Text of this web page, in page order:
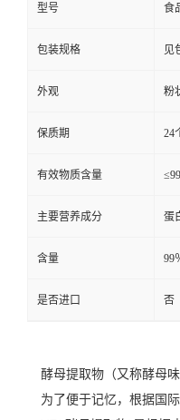
型号 食
包装规格 见
外观 粉
保质期 24
有效物质含量
主要营养成分 蛋
含量 99
是否进口 否
酵母提取物（又称酵母
为了便于记忆，根据国